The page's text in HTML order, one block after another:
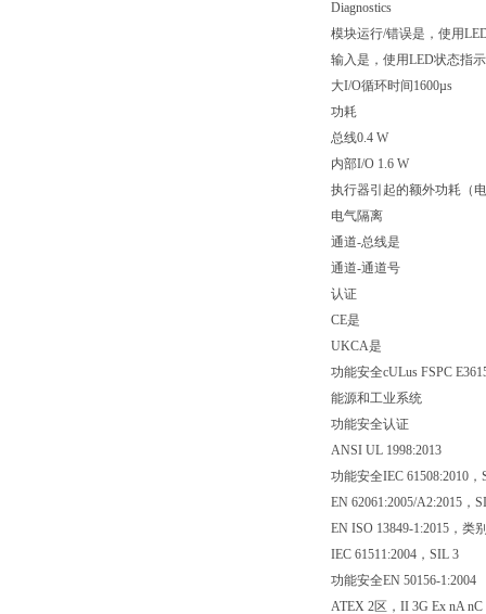
Diagnostics
模块运行/错误是，使用
输入是，使用LED状态指
大I/O循环时间1600µs
功耗
总线0.4 W
内部I/O 1.6 W
执行器引起的额外功耗（
电气隔离
通道-总线是
通道-通道号
认证
CE是
UKCA是
功能安全cULus FSPC
能源和工业系统
功能安全认证
ANSI UL 1998:2013
功能安全IEC 61508:2010，
EN 62061:2005/A2:2015，
EN ISO 13849-1:2015，类
IEC 61511:2004，SIL 3
功能安全EN 50156-1:2004
ATEX 2区，II 3G Ex nA